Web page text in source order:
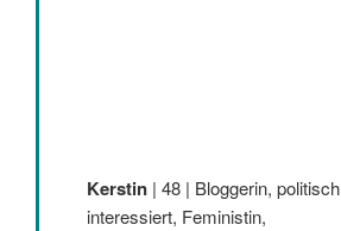
Kerstin | 48 | Bloggerin, politisch
interessiert, Feministin,